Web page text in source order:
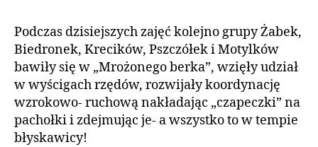
Podczas dzisiejszych zajęć kolejno grupy Żabek,
Biedronek, Krecików, Pszczółek i Motylków
bawiły się w „Mrożonego berka”, wzięły udział
w wyścigach rzędów, rozwijały koordynację
wzrokowo- ruchową nakładając „czapeczki” na
pachołki i zdejmując je- a wszystko to w tempie
błyskawicy!